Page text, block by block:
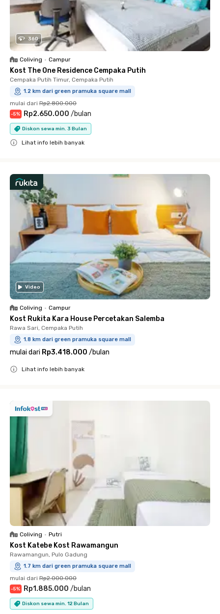
360
Coliving • Campur
Kost The One Residence Cempaka Putih
Cempaka Putih Timur, Cempaka Putih
1.2 km dari green pramuka square mall
mulai dari Rp2.800.000
-5% Rp2.650.000 /bulan
Diskon sewa min. 3 Bulan
Lihat info lebih banyak
Video
Coliving • Campur
Kost Rukita Kara House Percetakan Salemba
Rawa Sari, Cempaka Putih
1.8 km dari green pramuka square mall
mulai dari Rp3.418.000 /bulan
Lihat info lebih banyak
Coliving • Putri
Kost Katebe Kost Rawamangun
Rawamangun, Pulo Gadung
1.7 km dari green pramuka square mall
mulai dari Rp2.000.000
-5% Rp1.885.000 /bulan
Diskon sewa min. 12 Bulan